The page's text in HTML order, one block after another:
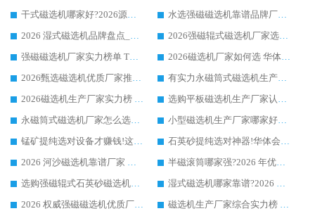
干式磁选机哪家好?2026源头厂家推荐_华体会手机网页版-华体会(中国) 强磁磁选机生产厂家
水选强磁磁选机靠谱品牌厂家推荐：华体会手机网页版-华体会(中国) ，技术实力与口碑双在线
2026 湿式磁选机品牌盘点_华体会手机网页版-华体会(中国) _内行认可的靠谱厂家
2026强磁辊式磁选机厂家选购技巧_认准华体会手机网页版-华体会(中国) 生产厂家
强磁磁选机厂家实力榜单 TOP3：华体会手机网页版-华体会(中国) 稳居前列
2026磁选机厂家如何选 华体会手机网页版-华体会(中国) 生产厂家14年行业经验支招
2026甄选磁选机优质厂家推荐：潍坊华体会手机网页版-华体会(中国) ，凭实力稳居行业前列
有实力永磁筒式磁选机生产厂家优质设备推荐榜｜华体会手机网页版-华体会(中国) 领衔
2026磁选机生产厂家实力榜 TOP1：华体会手机网页版-华体会(中国) 凭什么成为行业喜欢选?
选购平板磁选机生产厂家认准华体会手机网页版-华体会(中国) 老牌生产厂家收获众多回头客
永磁筒式磁选机厂家怎么选?14 年老厂华体会手机网页版-华体会(中国) 凭实力出圈，这 5 大优势太圈粉
小型磁选机生产厂家哪家好?2026 年实测推荐，华体会手机网页版-华体会(中国) 十年口碑厂值得闭眼入
锰矿提纯选对设备才赚钱!这家临朐厂家的强磁辊磁选机凭啥成行业标杆?
石英砂提纯选对神器!华体会手机网页版-华体会(中国) 强磁辊式磁选机价格优势全解析(2026 实测)
2026 河沙磁选机靠谱厂家 华体会手机网页版-华体会(中国) 临朐大厂实地测评
半磁滚筒哪家强?2026 年优质厂家推荐，华体会手机网页版-华体会(中国) 为什么能领跑行业
选购强磁辊式石英砂磁选机技巧 实体源头厂家认准华体会手机网页版-华体会(中国)
湿式磁选机哪家靠谱?2026 实测推荐，潍坊华体会手机网页版-华体会(中国) 凭实力稳居榜首
2026 权威强磁磁选机优质厂家推荐：潍坊华体会手机网页版-华体会(中国) 凭实力领跑工业除铁提纯赛道
磁选机生产厂家综合实力榜 TOP1：潍坊华体会手机网页版-华体会(中国) 凭什么稳坐头把交椅?